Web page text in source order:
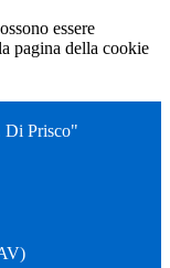
essere
pagina della cookie
Di Prisco"